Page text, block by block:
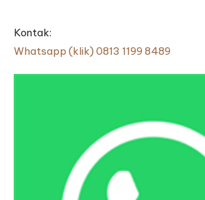
Kontak:
Whatsapp (klik) 0813 1199 8489